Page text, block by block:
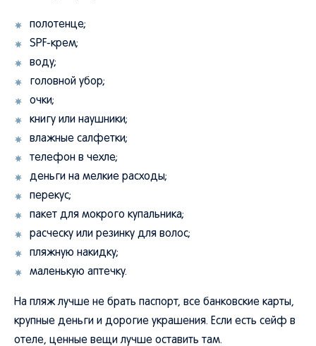
полотенце;
SPF-крем;
воду;
головной убор;
очки;
книгу или наушники;
влажные салфетки;
телефон в чехле;
деньги на мелкие расходы;
перекус;
пакет для мокрого купальника;
расческу или резинку для волос;
пляжную накидку;
маленькую аптечку.
На пляж лучше не брать паспорт, все банковские карты,
крупные деньги и дорогие украшения. Если есть сейф в
отеле, ценные вещи лучше оставить там.